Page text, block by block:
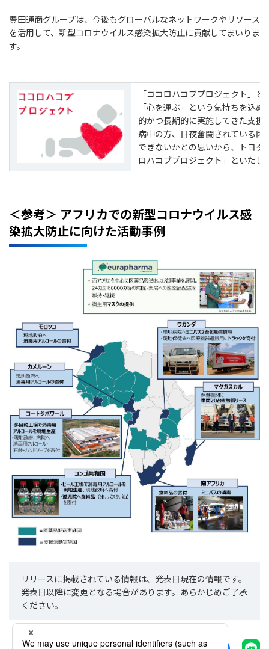
豊田通商グループは、今後もグローバルなネットワークやリソース
を活用して、新型コロナウイルス感染拡大防止に貢献してまいりま
す。
「ココロハコブプロジェクト」
「心を運ぶ」という気持ちを込
的かつ長期的に実施してきた支
病中の方、日夜奮闘されている医
できないかとの思いから、トヨ
ロハコブプロジェクト」といたし
＜参考＞ アフリカでの新型コロナウイルス感
染拡大防止に向けた活動事例
リリースに掲載されている情報は、発表日現在の情報です。
発表日以降に変更となる場合があります。あらかじめご了承
ください。